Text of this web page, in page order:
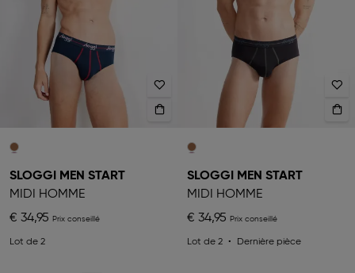
SLOGGI MEN START
MIDI HOMME
€ 34,95
Lot de 2
SLOGGI MEN START
MIDI HOMME
€ 34,95
Lot de 2 Dernière pièce